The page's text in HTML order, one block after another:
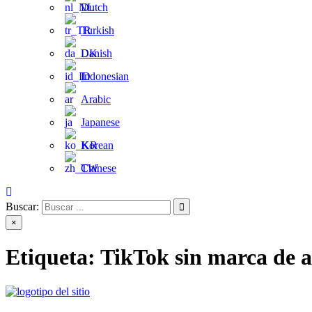
Dutch
Turkish
Danish
Indonesian
Arabic
Japanese
Korean
Chinese
Buscar:
×
Etiqueta: TikTok sin marca de